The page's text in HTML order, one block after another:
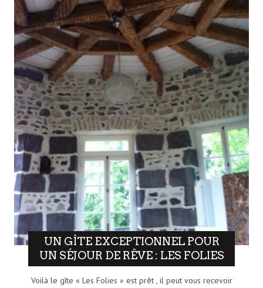
UN GÎTE EXCEPTIONNEL POUR
UN SÉJOUR DE RÊVE : LES FOLIES
Voilà le gîte « Les Folies » est prêt , il peut vous recevoir